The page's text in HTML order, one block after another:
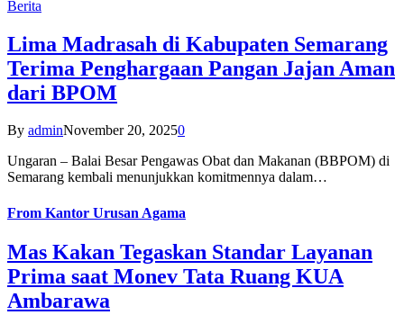
Berita
Lima Madrasah di Kabupaten Semarang
Terima Penghargaan Pangan Jajan Aman
dari BPOM
By adminNovember 20, 20250
Ungaran – Balai Besar Pengawas Obat dan Makanan (BBPOM) di
Semarang kembali menunjukkan komitmennya dalam…
From Kantor Urusan Agama
Mas Kakan Tegaskan Standar Layanan
Prima saat Monev Tata Ruang KUA
Ambarawa